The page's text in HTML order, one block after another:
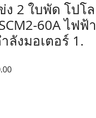
2 ใบพัด โปโล
60A ไฟฟ้า
ลังมอเตอร์ 1.
ราคา